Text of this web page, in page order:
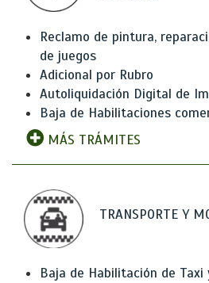
Reclamo de pintura,
de juegos
Adicional por Rubro
Autoliquidación Digital de
Baja de Habilitaciones
MÁS TRÁMITES
TRANSPORTE Y
Baja de Habilitación de Taxi